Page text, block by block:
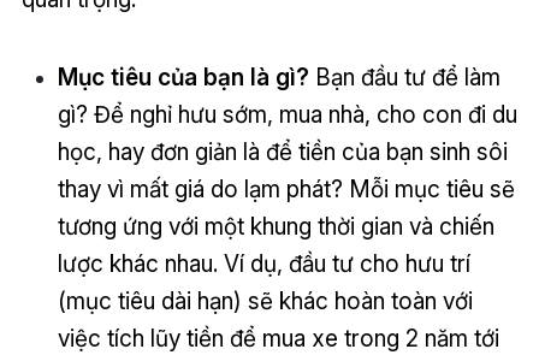
Mục tiêu của bạn là gì? Bạn đầu tư để làm
gì? Để nghỉ hưu sớm, mua nhà, cho con đi du
học, hay đơn giản là để tiền của bạn sinh sôi
thay vì mất giá do lạm phát? Mỗi mục tiêu sẽ
tương ứng với một khung thời gian và chiến
lược khác nhau. Ví dụ, đầu tư cho hưu trí
(mục tiêu dài hạn) sẽ khác hoàn toàn với
việc tích lũy tiền để mua xe trong 2 năm tới